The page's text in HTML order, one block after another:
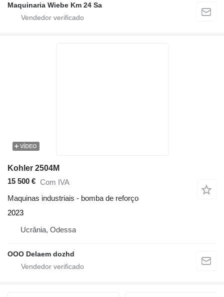
Maquinaria Wiebe Km 24 Sa
VÍDEO
Kohler 2504M
15 500 € Com IVA
Maquinas industriais - bomba de reforço
2023
Ucrânia, Odessa
OOO Delaem dozhd